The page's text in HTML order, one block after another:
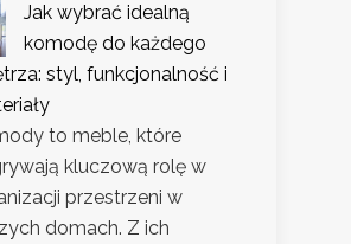
Jak wybrać idealną
komodę do każdego
styl, funkcjonalność i
to meble, które
kluczową rolę w
przestrzeni w
domach. Z ich